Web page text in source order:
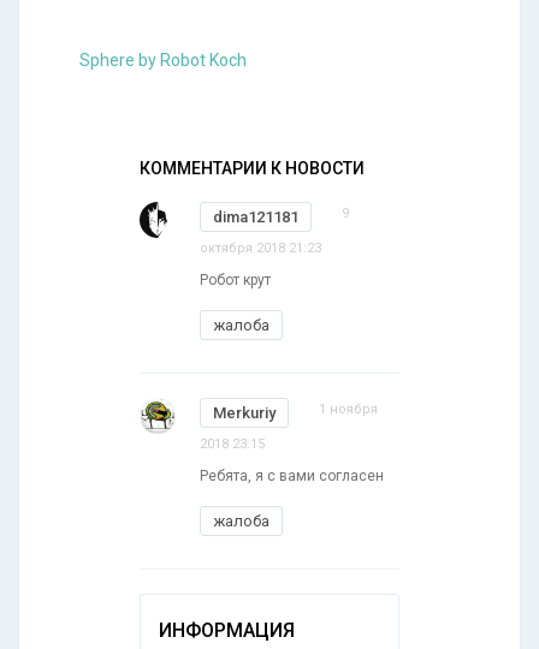
Sphere by Robot Koch
КОММЕНТАРИИ К НОВОСТИ
dima121181 9
октября 2018 21:23
Робот крут
жалоба
Merkuriy 1 ноября
2018 23:15
Ребята, я с вами согласен
жалоба
ИНФОРМАЦИЯ